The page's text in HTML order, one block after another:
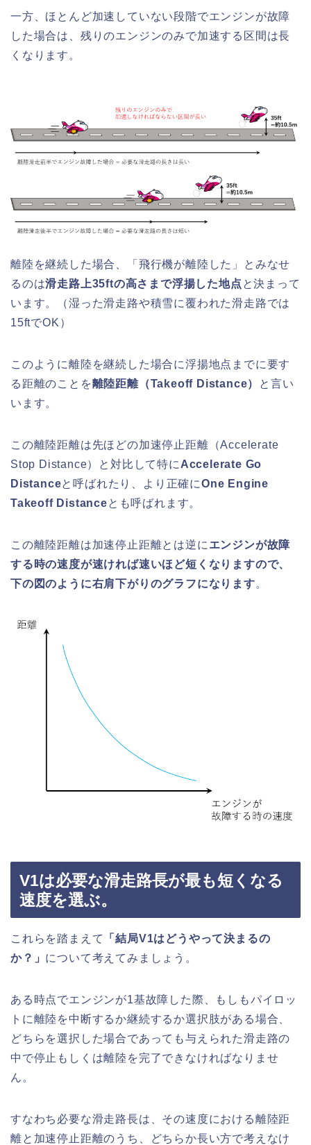
一方、ほとんど加速していない段階でエンジンが故障
した場合は、残りのエンジンのみで加速する区間は長
くなります。
離陸を継続した場合、「飛行機が離陸した」とみなせ
るのは滑走路上35ftの高さまで浮揚した地点 と決まって
います。（湿った滑走路や積雪に覆われた滑走路では
15ftでOK）
このように離陸を継続した場合に浮揚地点までに要す
る距離のことを離陸距離（Takeoff Distance）
と言い
います。
この離陸距離は先ほどの加速停止距離（Accelerate
Stop Distance）と対比して特にAccelerate Go
Distanceと呼ばれたり、より正確にOne Engine
Takeoff Distanceとも呼ばれます。
この離陸距離は加速停止距離とは逆にエンジンが故障
する時の速度が速ければ速いほど短くなりますので、
下の図のように右肩下がりのグラフになります。
V1は必要な滑走路長が最も短くなる
速度を選ぶ。
これらを踏まえて
「結局V1はどうやって決まるの
か？」 について考えてみましょう。
ある時点でエンジンが1基故障した際、もしもパイロッ
トに離陸を中断するか継続するか選択肢がある場合、
どちらを選択した場合であっても与えられた滑走路の
中で停止もしくは離陸を完了できなければなりませ
ん。
すなわち必要な滑走路長は、その速度における離陸距
離と加速停止距離のうち、どちらか長い方で考えなけ